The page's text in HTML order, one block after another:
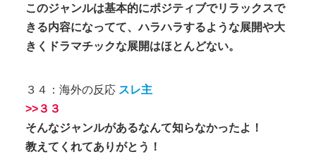
このジャンルは基本的にポジティブでリラックスで
きる内容になってて、ハラハラするような展開や大
きくドラマチックな展開はほとんどない。
３４：海外の反応 スレ主
>>３３
そんなジャンルがあるなんて知らなかったよ！
教えてくれてありがとう！